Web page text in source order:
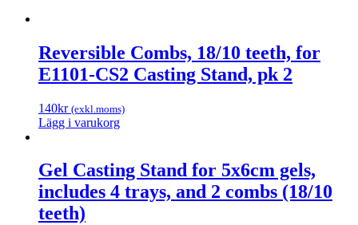
230V
Reversible Combs, 18/10 teeth, for
E1101-CS2 Casting Stand, pk 2
140kr (exkl.moms)
Lägg i varukorg
Gel Casting Stand for 5x6cm gels,
includes 4 trays, and 2 combs (18/10
teeth)